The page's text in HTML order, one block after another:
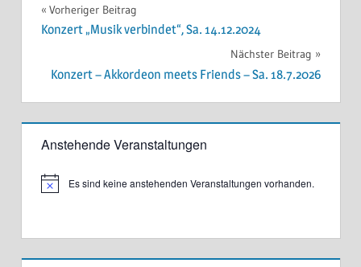
Beitragsnavigation
Vorheriger Beitrag
Konzert „Musik verbindet“, Sa. 14.12.2024
Nächster Beitrag
Konzert – Akkordeon meets Friends – Sa. 18.7.2026
Anstehende Veranstaltungen
N
c
Es sind keine anstehenden Veranstaltungen vorhanden.